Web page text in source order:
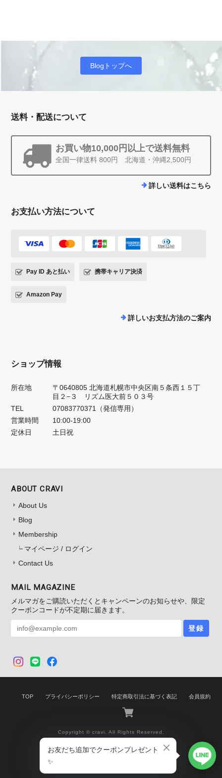
Blogトップへ
送料・配送について
お買い物10,000円以上で送料無料
全国一律送料 800円 北海道・沖縄2,500円
詳しい送料はこちら
お支払い方法について
Pay ID あと払い 携帯キャリア決済
Amazon Pay
詳しいお支払方法のご案内
ショップ情報
所在地
〒0640805 北海道札幌市中央区南５条西１５丁
目２−３ リズム医大前５０３号
TEL
07083770371（発信専用）
営業時間
10:00-19:00
定休日
土日祝
ABOUT CRAVI
About Us
Blog
Membership
マイページ / ログイン
Contact Us
MAIL MAGAZINE
メルマガをご購読いただくとキャンペーンのお知らせや、限定
クーポンコードが不定期に届きます。
登録
TOP プライバシーポリシー 特定商取引法に基づく表記 会員規約
Copyright © cravi. All Rights Reserved.